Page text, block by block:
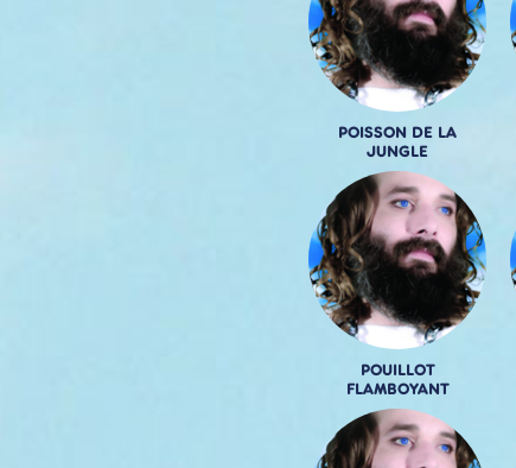
POISSON DE LA
JUNGLE
POUILLOT
FLAMBOYANT